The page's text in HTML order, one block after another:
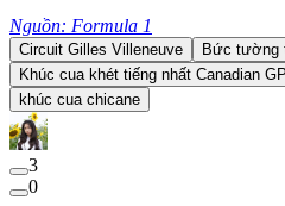
Nguồn: Formula 1
Circuit Gilles Villeneuve
Bức tường
Khúc cua khét tiếng nhất Canadian GP
khúc cua chicane
3
0